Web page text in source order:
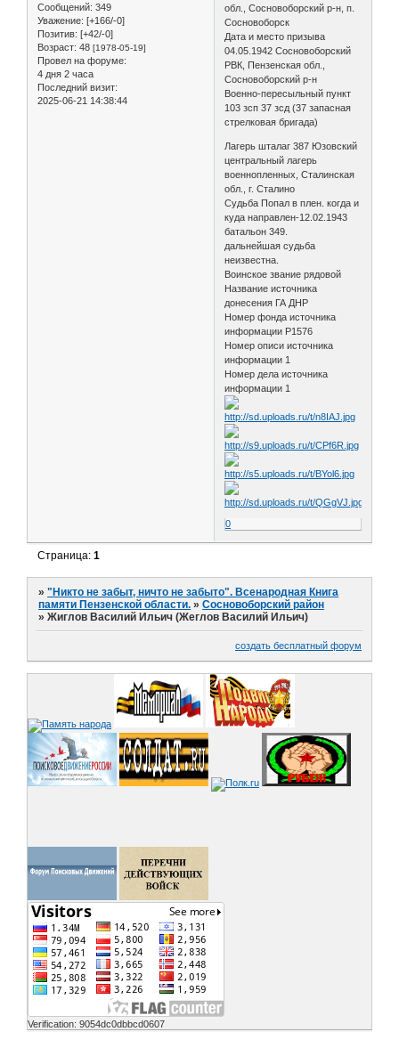
Сообщений: 349
Уважение: [+166/-0]
Позитив: [+42/-0]
Возраст: 48 [1978-05-19]
Провел на форуме:
4 дня 2 часа
Последний визит:
2025-06-21 14:38:44
обл., Сосновоборский р-н, п.
Сосновоборск
Дата и место призыва
04.05.1942 Сосновоборский
РВК, Пензенская обл.,
Сосновоборский р-н
Военно-пересыльный пункт
103 зсп 37 зсд (37 запасная
стрелковая бригада)
Лагерь шталаг 387 Юзовский
центральный лагерь
военнопленных, Сталинская
обл., г. Сталино
Судьба Попал в плен. когда и
куда направлен-12.02.1943
батальон 349.
дальнейшая судьба
неизвестна.
Воинское звание рядовой
Название источника
донесения ГА ДНР
Номер фонда источника
информации Р1576
Номер описи источника
информации 1
Номер дела источника
информации 1
0
Страница:1
»"Никто не забыт, ничто не забыто". Всенародная Книга
памяти Пензенской области. »Сосновоборский район
»Жиглов Василий Ильич (Жеглов Василий Ильич)
создать бесплатный форум
Verification: 9054dc0dbbcd0607